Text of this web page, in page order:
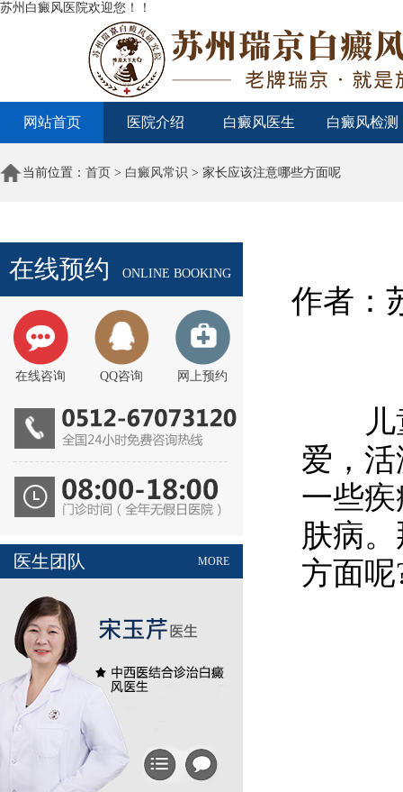
苏州白癜风医院欢迎您！！
网站首页 医院介绍 白癜风医生 白癜风检测
当前位置： 首页 > 白癜风常识 > 家长应该注意哪些方面呢
在线预约 ONLINE BOOKING
在线咨询 QQ咨询 网上预约
MORE
医生团队
作者：
儿童
爱，
一些
肤病
方面呢